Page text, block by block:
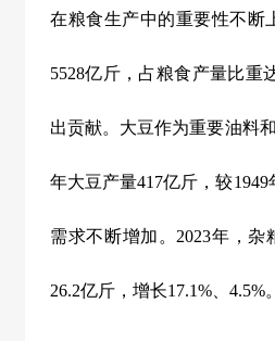
在粮食生产中的重要性不断
5528亿斤，占粮食产量比重
出贡献。大豆作为重要油料
年大豆产量417亿斤，较1949
需求不断增加。 2023年，杂
26.2亿斤，增长17.1% 4.5%。